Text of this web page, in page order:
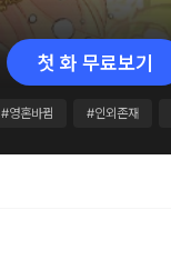
첫 화 무료보기
#영혼바뀜 #인외존재